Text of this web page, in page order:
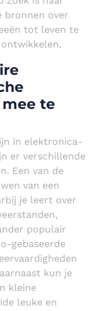
bronnen over
tot leven te
te
in elektronica-
er verschillende
Een van de
van een
je leert over
populair
gebaseerde
kun je
kleine
leuke en